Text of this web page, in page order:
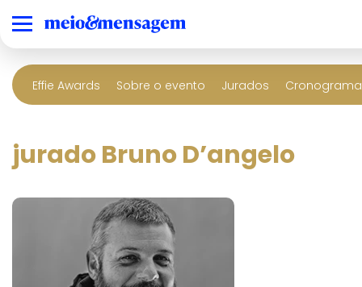
Effie Awards Sobre o evento Jurados
jurado Bruno D’angelo